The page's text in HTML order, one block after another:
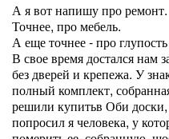
А я вот напишу про ремонт.
Точнее, про мебель.
А еще точнее - про
В свое время достался нам
без дверей и крепежа. У
полный комплект,
решили купитьв Оби
попросил я человека, у